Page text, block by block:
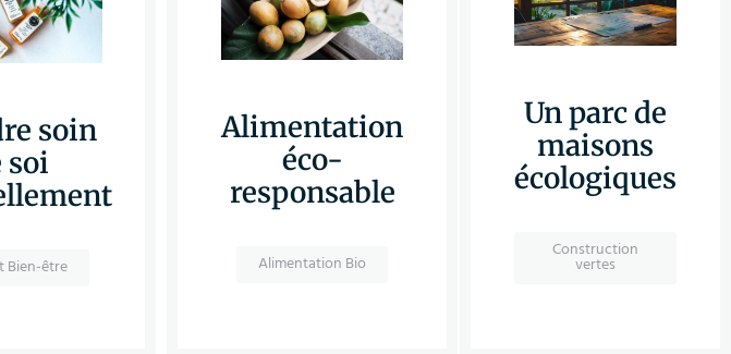
soin
soi
Bien-être
Alimentation
éco-
responsable
Alimentation Bio
Un parc de
maisons
écologiques
Construction
vertes